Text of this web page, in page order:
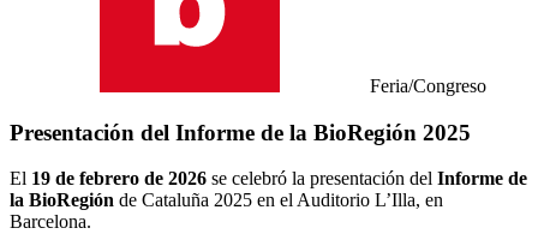
Feria/Congreso
Presentación del Informe de la BioRegión 2025
El 19 de febrero de 2026 se celebró la presentación del Informe de
la BioRegión de Cataluña 2025 en el Auditorio L’Illa, en
Barcelona.